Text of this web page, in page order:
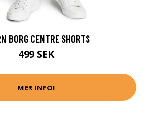
BORG CENTRE SHORTS
499 SEK
MER INFO!